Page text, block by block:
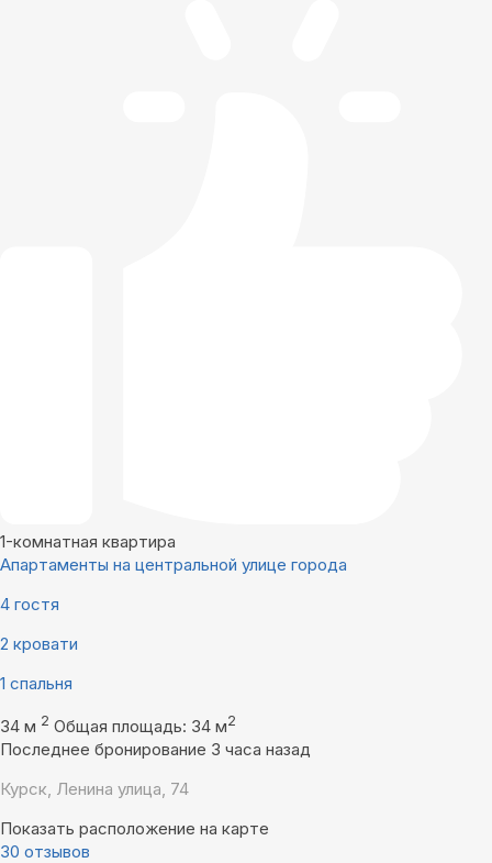
1-комнатная квартира
Апартаменты на центральной улице города
4 гостя
2 кровати
1 спальня
34 м 2 Общая площадь: 34 м2
Последнее бронирование 3 часа назад
Курск, Ленина улица, 74
Показать расположение на карте
30 отзывов